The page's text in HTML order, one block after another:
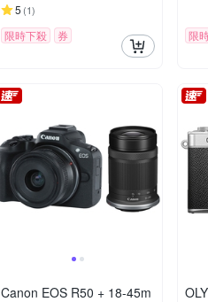
5 (1)
限時下殺 券 限
Canon EOS R50 + 18-45m